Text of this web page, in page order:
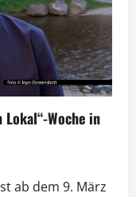
Woche in
ab dem 9. März